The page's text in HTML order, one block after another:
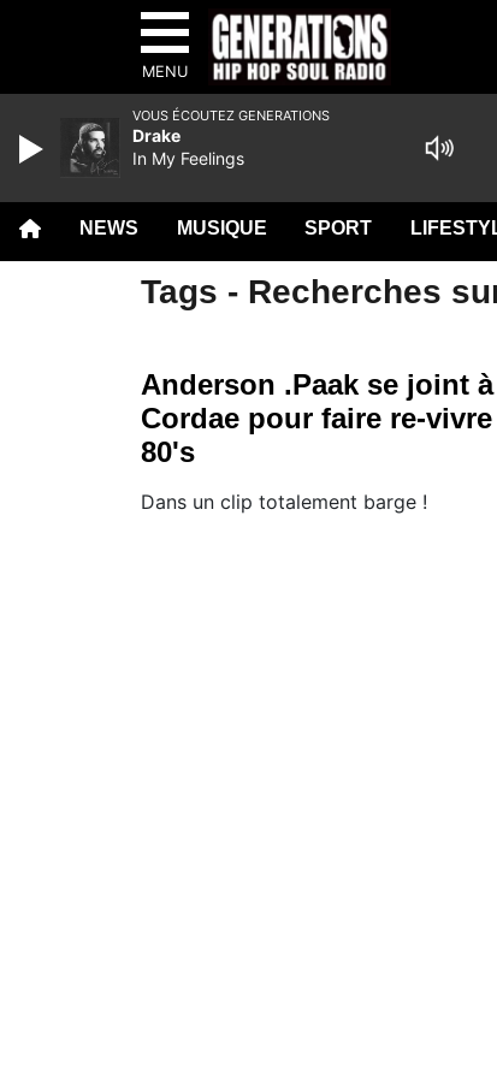
MENU
NEWS MUSIQUE SPORT
Tags - Recherches
Anderson .Paak se joint à
Cordae pour faire re-
80's
Dans un clip totalement barge !
VOUS ÉCOUTEZ GENERATIONS
Drake
In My Feelings